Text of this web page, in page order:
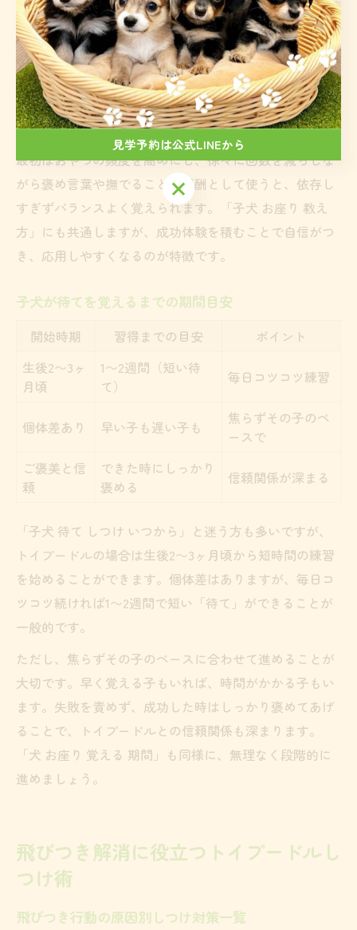
おやつはトイプードルのやる気を引き出す強力な味方で
す。「待て」や「お座り」ができた瞬間に素早く与える
ことで、行動とご褒美が結びつきやすくなります。タイ
ミングが遅れると正しい行動が伝わりにくいので、必ず
その場ですぐに与えましょう。
最初はおやつの頻度を高めにし、徐々に回数を減らしな
がら褒め言葉や撫でることも報酬として使うと、依存し
すぎずバランスよく覚えられます。「子犬 お座り 教え
方」にも共通しますが、成功体験を積むことで自信がつ
き、応用しやすくなるのが特徴です。
子犬が待てを覚えるまでの期間目安
開始時期 習得までの目安
ポイント
生後2〜3ヶ
月頃
1〜2週間（短い待
て）
毎日コツコツ練習
個体差あり 早い子も遅い子も
焦らずその子のペ
ースで
ご褒美と信
頼
できた時にしっかり
褒める
信頼関係が深まる
「子犬 待て しつけ いつから」と迷う方も多いですが、
トイプードルの場合は生後2〜3ヶ月頃から短時間の練習
を始めることができます。個体差はありますが、毎日コ
ツコツ続ければ1〜2週間で短い「待て」ができることが
一般的です。
ただし、焦らずその子のペースに合わせて進めることが
大切です。早く覚える子もいれば、時間がかかる子もい
ます。失敗を責めず、成功した時はしっかり褒めてあげ
ることで、トイプードルとの信頼関係も深まります。
「犬 お座り 覚える 期間」も同様に、無理なく段階的に
進めましょう。
飛びつき解消に役立つトイプードルし
つけ術
飛びつき行動の原因別しつけ対策一覧
見学予約は公式LINEから
見学予約は公式LINEから